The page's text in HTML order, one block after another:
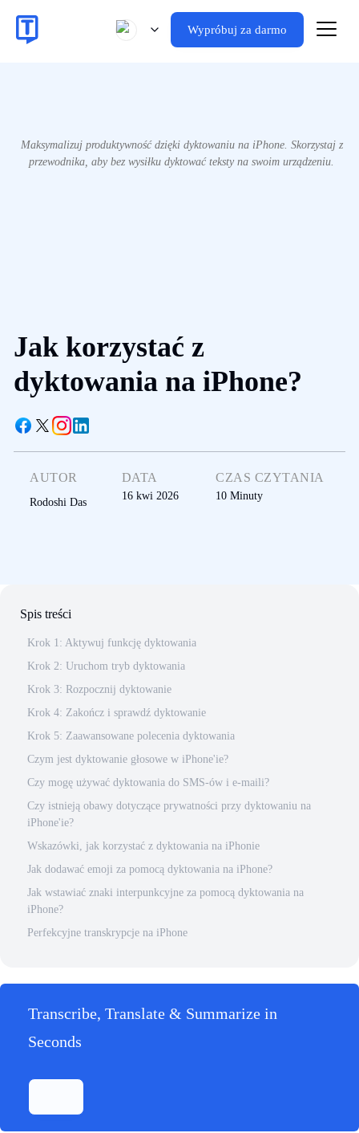
Wypróbuj za darmo
Maksymalizuj produktywność dzięki dyktowaniu na iPhone. Skorzystaj z
przewodnika, aby bez wysiłku dyktować teksty na swoim urządzeniu.
Jak korzystać z
dyktowania na iPhone?
AUTOR
Rodoshi Das
DATA
16 kwi 2026
CZAS CZYTANIA
10 Minuty
Spis treści
Krok 1: Aktywuj funkcję dyktowania
Krok 2: Uruchom tryb dyktowania
Krok 3: Rozpocznij dyktowanie
Krok 4: Zakończ i sprawdź dyktowanie
Krok 5: Zaawansowane polecenia dyktowania
Czym jest dyktowanie głosowe w iPhone'ie?
Czy mogę używać dyktowania do SMS-ów i e-maili?
Czy istnieją obawy dotyczące prywatności przy dyktowaniu na
iPhone'ie?
Wskazówki, jak korzystać z dyktowania na iPhonie
Jak dodawać emoji za pomocą dyktowania na iPhone?
Jak wstawiać znaki interpunkcyjne za pomocą dyktowania na
iPhone?
Perfekcyjne transkrypcje na iPhone
Transcribe, Translate & Summarize in
Seconds